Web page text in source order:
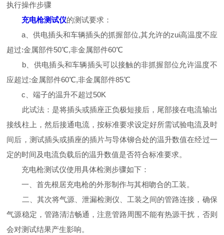
执行操作步骤
充电枪测试仪的测试要求：
a、供电插头和车辆插头的抓握部位,其允许的zui高温度不应
超过:金属部件50℃,非金属部件60℃
b、供电插头和车辆插头可以接触的非抓握部位允许温度不
应超过:金属部件60℃,非金属部件85℃
c、端子的温升不超过50K
此试法：是将插头或插座正负极短接后，尾部接在电流输出
接线柱上，然后接通电流，按标准要求设定好所需试验电流及时
间后，测试插头或插座的插片与导体铆合处的温升数值在经过一
定的时间及电流负载后的温升数值是否符合标准要求。
充电枪测试仪使用具体检测步骤如下：
一、首先根居充电枪的外形制作与其相吻合的工装。
二、其次将气源、泄漏检测仪、工装之间的管路连接，确保
气源稳定，管路清洁畅通，注意管路周围不能有热源干扰，否则
会对测试结果产生影响。